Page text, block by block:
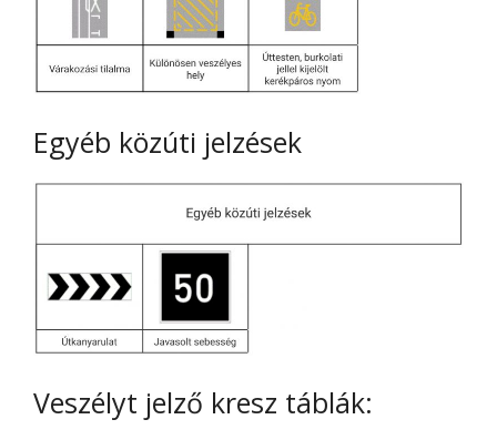
Egyéb közúti jelzések
Veszélyt jelző kresz táblák: